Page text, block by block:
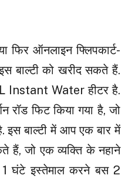
ऑनलाइन फ्लिपकार्ट-
बाल्टी को खरीद सकते हैं.
Instant Water हीटर है.
रॉड फिट किया गया है, जो
इस बाल्टी में आप एक बार में
हैं, जो एक व्यक्ति के नहाने
1 घंटे इस्तेमाल करने बस 2